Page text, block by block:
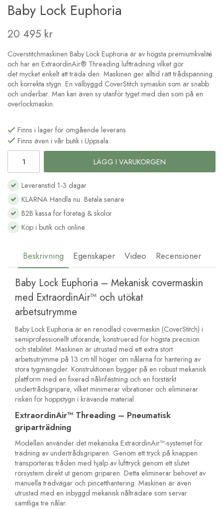
Baby Lock Euphoria
20 495 kr
Coverstitchmaskinen Baby Lock Euphoria är av högsta premiumkvalité
och har en ExtraordinAir® Threading luftträdning vilket gör
det mycket enkelt att träda den. Maskinen ger alltid rätt trådspänning
och korrekta stygn. En välbyggd CoverStitch symaskin som är snabb
och underbar. Man kan även sy utanför tyget med den som på en
overlockmaskin.
Finns i lager för omgående leverans
Finns även i vår butik i Uppsala
LÄGG I VARUKORGEN
Leveranstid 1-3 dagar
KLARNA Handla nu. Betala senare
B2B kassa för företag & skolor
Köp i butik och online
Beskrivning Egenskaper Video Recensioner
Baby Lock Euphoria – Mekanisk covermaskin
med ExtraordinAir™ och utökat
arbetsutrymme
Baby Lock Euphoria är en renodlad covermaskin (CoverStitch) i
semiprofessionellt utförande, konstruerad för högsta precision
och stabilitet. Maskinen är utrustad med ett extra stort
arbetsutrymme på 13 cm till höger om nålarna för hantering av
stora tygmängder. Konstruktionen bygger på en robust mekanisk
plattform med en fixerad nålinfästning och en förstärkt
undertrådsgripare, vilket minimerar vibrationer och eliminerar
risken för hoppstygn i krävande material.
ExtraordinAir™ Threading – Pneumatisk
griparträdning
Modellen använder det mekaniska ExtraordinAir™-systemet för
trädning av undertrådsgriparen. Genom ett tryck på knappen
transporteras tråden med hjälp av lufttryck genom ett slutet
rörsystem direkt ut genom griparen. Detta eliminerar behovet av
manuella trädvägar och pincetthantering. Maskinen är även
utrustad med en inbyggd mekanisk nålträdare som servar
samtliga tre nålar.